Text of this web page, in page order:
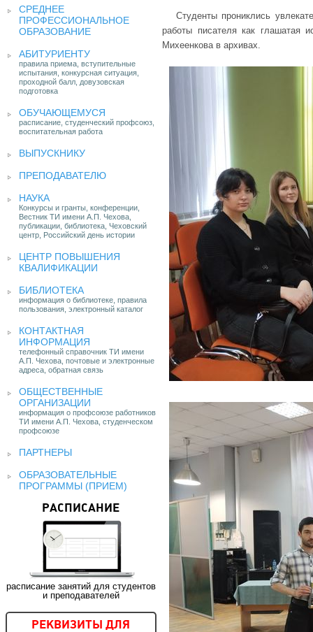
СРЕДНЕЕ
ПРОФЕССИОНАЛЬНОЕ
ОБРАЗОВАНИЕ
АБИТУРИЕНТУ
правила приема, вступительные
испытания, конкурсная ситуация,
проходной балл, довузовская
подготовка
ОБУЧАЮЩЕМУСЯ
расписание, студенческий профсоюз,
воспитательная работа
ВЫПУСКНИКУ
ПРЕПОДАВАТЕЛЮ
НАУКА
Конкурсы и гранты, конференции,
Вестник ТИ имени А.П. Чехова,
публикации, библиотека, Чеховский
центр, Российский день истории
ЦЕНТР ПОВЫШЕНИЯ
КВАЛИФИКАЦИИ
БИБЛИОТЕКА
информация о библиотеке, правила
пользования, электронный каталог
КОНТАКТНАЯ
ИНФОРМАЦИЯ
телефонный справочник ТИ имени
А.П. Чехова, почтовые и электронные
адреса, обратная связь
ОБЩЕСТВЕННЫЕ
ОРГАНИЗАЦИИ
информация о профсоюзе работников
ТИ имени А.П. Чехова, студенческом
профсоюзе
ПАРТНЕРЫ
ОБРАЗОВАТЕЛЬНЫЕ
ПРОГРАММЫ (ПРИЕМ)
РАСПИСАНИЕ
расписание занятий для студентов
и преподавателей
РЕКВИЗИТЫ ДЛЯ
Студенты прониклись
работы писателя как глашатая
Михеенкова в архивах.